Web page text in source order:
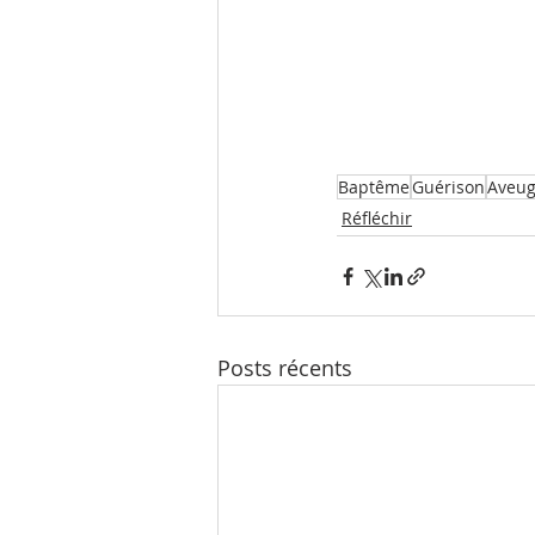
BaptêmeGuérison
Réfléchir
Posts récents